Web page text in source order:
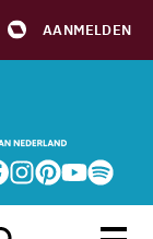
AANMELDEN